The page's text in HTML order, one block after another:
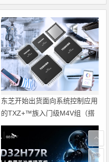
东芝开始出货面向系统控制应用
的TXZ+™族入门级M4V组（搭
载Arm Cortex‑M4内核的标准微
控制器）工程样品